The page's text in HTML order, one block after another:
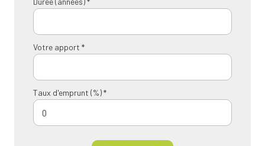
Votre apport *
Taux d'emprunt (%) *